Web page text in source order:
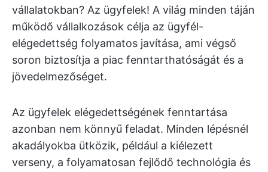
vállalatokban? Az ügyfelek! A világ minden táján
működő vállalkozások célja az ügyfél-
elégedettség folyamatos javítása, ami végső
soron biztosítja a piac fenntarthatóságát és a
jövedelmezőséget.
Az ügyfelek elégedettségének fenntartása
azonban nem könnyű feladat. Minden lépésnél
akadályokba ütközik, például a kiélezett
verseny, a folyamatosan fejlődő technológia és